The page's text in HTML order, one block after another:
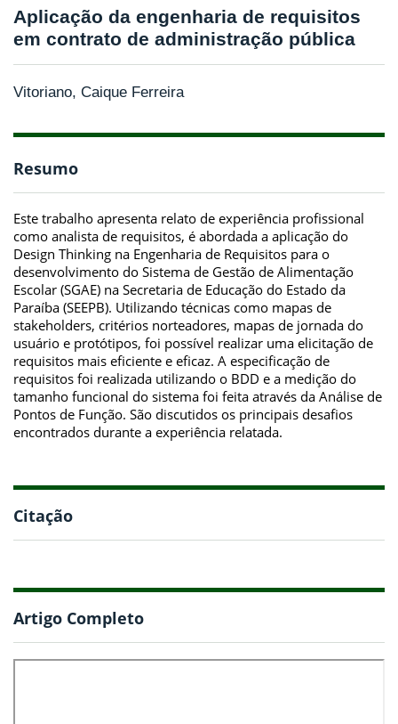
Aplicação da engenharia de requisitos
em contrato de administração pública
Vitoriano, Caique Ferreira
Resumo
Este trabalho apresenta relato de experiência profissional
como analista de requisitos, é abordada a aplicação do
Design Thinking na Engenharia de Requisitos para o
desenvolvimento do Sistema de Gestão de Alimentação
Escolar (SGAE) na Secretaria de Educação do Estado da
Paraíba (SEEPB). Utilizando técnicas como mapas de
stakeholders, critérios norteadores, mapas de jornada do
usuário e protótipos, foi possível realizar uma elicitação de
requisitos mais eficiente e eficaz. A especificação de
requisitos foi realizada utilizando o BDD e a medição do
tamanho funcional do sistema foi feita através da Análise de
Pontos de Função. São discutidos os principais desafios
encontrados durante a experiência relatada.
Citação
Artigo Completo